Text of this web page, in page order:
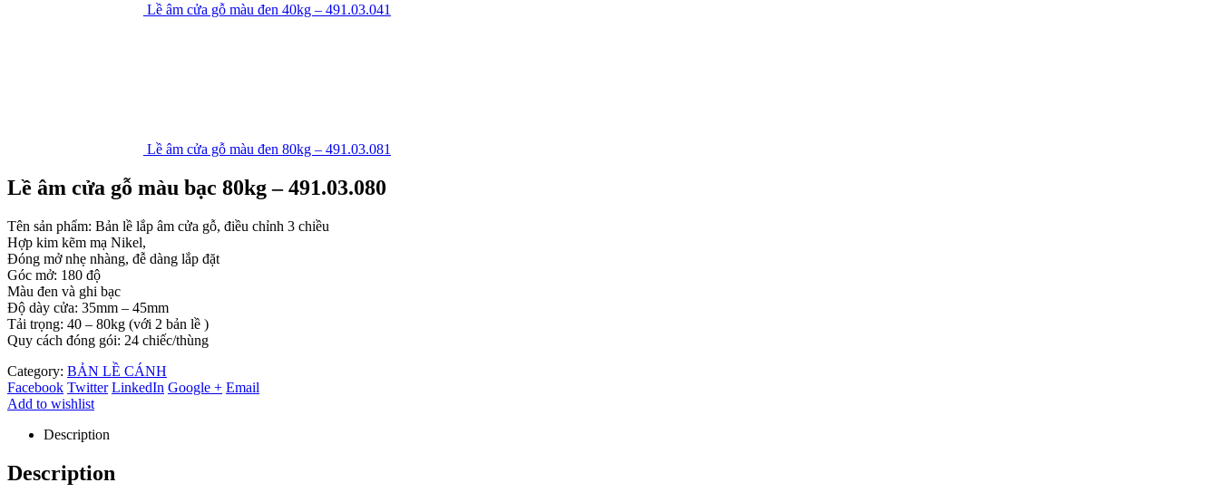
Lề âm cửa gỗ màu đen 40kg – 491.03.041
Lề âm cửa gỗ màu đen 80kg – 491.03.081
Lề âm cửa gỗ màu bạc 80kg – 491.03.080
Tên sản phẩm: Bản lề lắp âm cửa gỗ, điều chỉnh 3 chiều
Hợp kim kẽm mạ Nikel,
Đóng mở nhẹ nhàng, đễ dàng lắp đặt
Góc mở: 180 độ
Màu đen và ghi bạc
Độ dày cửa: 35mm – 45mm
Tải trọng: 40 – 80kg (với 2 bản lề )
Quy cách đóng gói: 24 chiếc/thùng
Category: BẢN LỀ CÁNH
Facebook Twitter LinkedIn Google + Email
Add to wishlist
Description
Description